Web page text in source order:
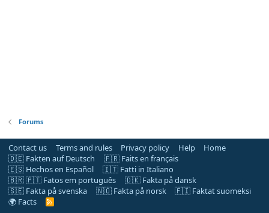
Forums
Contact us Terms and rules Privacy policy Help
Home
🇩🇪 Fakten auf Deutsch
🇫🇷 Faits en français
🇪🇸 Hechos en Español
🇮🇹 Fatti in Italiano
🇧🇷 🇵🇹 Fatos em português
🇩🇰 Fakta på dansk
🇸🇪 Fakta på svenska
🇳🇴 Fakta på norsk
🇫🇮 Faktat suomeksi
🌍 Facts
R